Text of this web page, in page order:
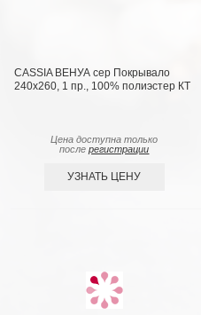
CASSIA ВЕНУА сер Покрывало
240х260, 1 пр., 100% полиэстер КТ
Цена доступна только
послерегистрации
УЗНАТЬ ЦЕНУ